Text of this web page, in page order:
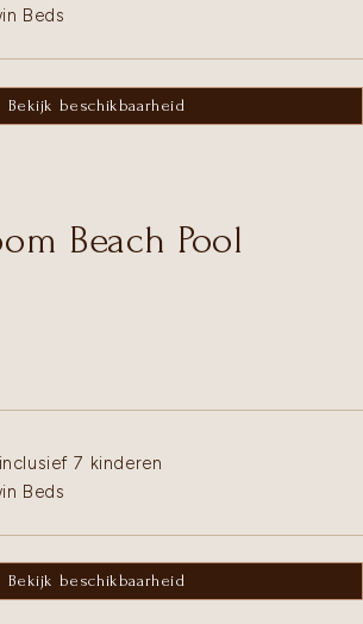
Beds
Bekijk beschikbaarheid
Beach Pool
7 kinderen
Beds
Bekijk beschikbaarheid